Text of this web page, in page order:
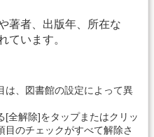
著者、出版年、所在な
ています。
は、図書館の設定によって異
[全解除]をタップまたはクリッ
目のチェックがすべて解除さ